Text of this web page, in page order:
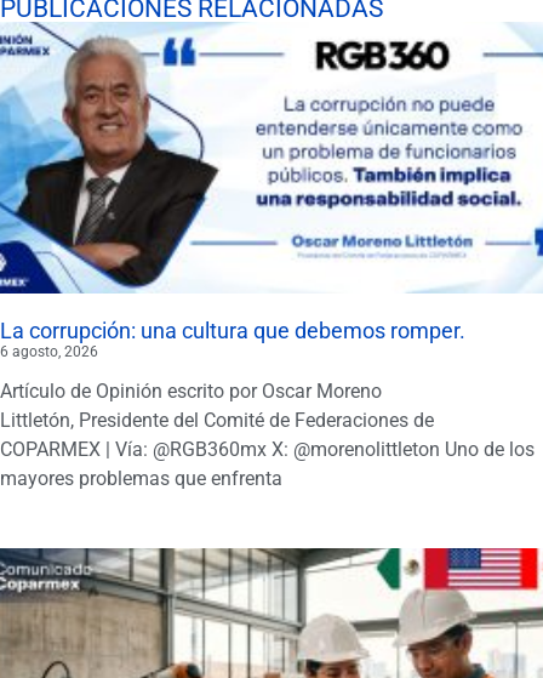
PUBLICACIONES RELACIONADAS
La corrupción: una cultura que debemos romper.
6 agosto, 2026
Artículo de Opinión escrito por Oscar Moreno
Littletón, Presidente del Comité de Federaciones de
COPARMEX | Vía: @RGB360mx X: @morenolittleton Uno de los
mayores problemas que enfrenta